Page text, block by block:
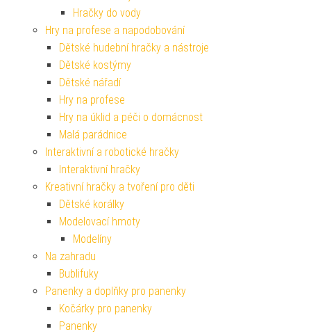
Hračky do vody
Hry na profese a napodobování
Dětské hudební hračky a nástroje
Dětské kostýmy
Dětské nářadí
Hry na profese
Hry na úklid a péči o domácnost
Malá parádnice
Interaktivní a robotické hračky
Interaktivní hračky
Kreativní hračky a tvoření pro děti
Dětské korálky
Modelovací hmoty
Modelíny
Na zahradu
Bublifuky
Panenky a doplňky pro panenky
Kočárky pro panenky
Panenky